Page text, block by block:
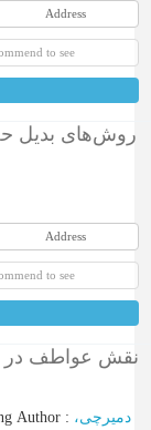
Address
to see
روش‌های بدیل حل
Address
to see
Author : دمیرچی،